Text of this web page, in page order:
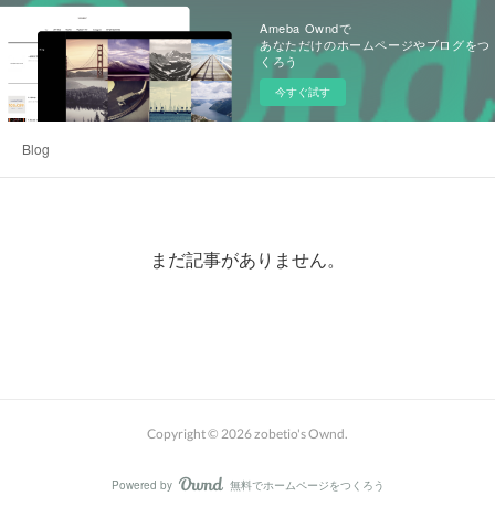
Ameba Owndで
あなただけのホームページやブログをつ
くろう
今すぐ試す
Blog
まだ記事がありません。
Copyright © 2026zobetio's Ownd.
Powered by AmebaOwnd
無料でホームページをつくろう